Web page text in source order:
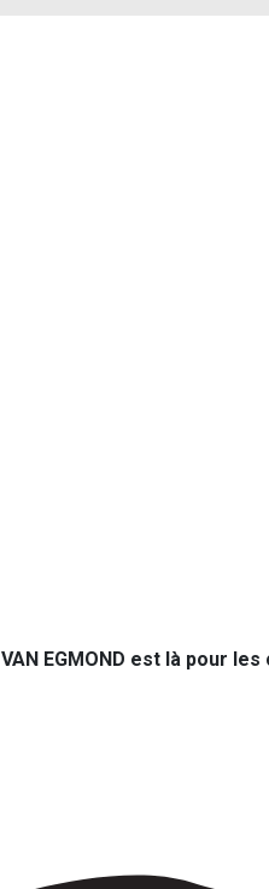
VAN EGMOND ​est là pour